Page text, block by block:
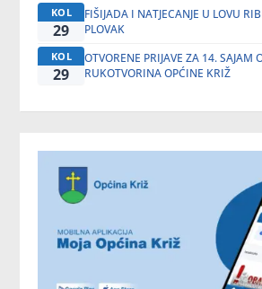
KOL
29
FIŠIJADA I NATJECANJE U LOVU
PLOVAK
KOL
29
OTVORENE PRIJAVE ZA 14. SAJAM
RUKOTVORINA OPĆINE KRIŽ